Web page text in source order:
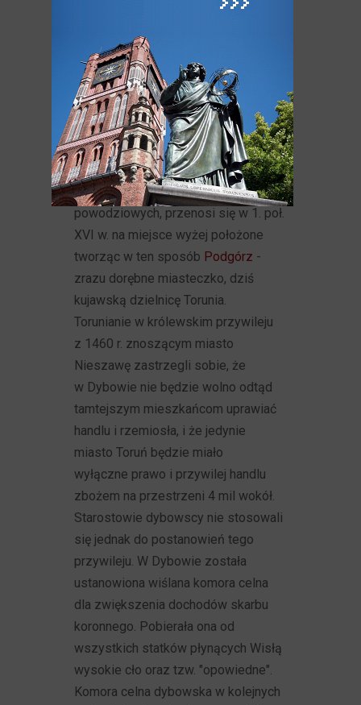
Od końca XV wieku, już w zmienionej
sytuacji geopolitycznej (włączenie
Torunia i Prus Królewskich
do Królestwa Polskiego), pod
zamkiem dybowskim osada zaczęła
rozwijać się ponownie, która
z czasem, z powodu protestów
Torunia oraz częstych zalewów
powodziowych, przenosi się w 1. poł.
XVI w. na miejsce wyżej położone
tworząc w ten sposób Podgórz -
zrazu dorębne miasteczko, dziś
kujawską dzielnicę Torunia.
Torunianie w królewskim przywileju
z 1460 r. znoszącym miasto
Nieszawę zastrzegli sobie, że
w Dybowie nie będzie wolno odtąd
tamtejszym mieszkańcom uprawiać
handlu i rzemiosła, i że jedynie
miasto Toruń będzie miało
wyłączne prawo i przywilej handlu
zbożem na przestrzeni 4 mil wokół.
Starostowie dybowscy nie stosowali
się jednak do postanowień tego
przywileju. W Dybowie została
ustanowiona wiślana komora celna
dla zwiększenia dochodów skarbu
koronnego. Pobierała ona od
wszystkich statków płynących Wisłą
wysokie cło oraz tzw. "opowiedne".
Komora celna dybowska w kolejnych